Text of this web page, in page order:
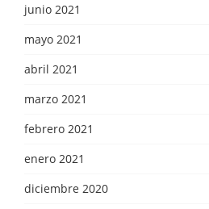
junio 2021
mayo 2021
abril 2021
marzo 2021
febrero 2021
enero 2021
diciembre 2020